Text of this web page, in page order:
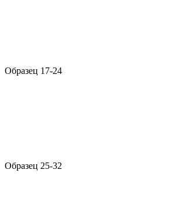
Образец 17-24
Образец 25-32